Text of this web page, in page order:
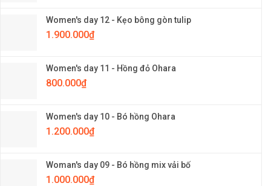
Women's day 12 - Kẹo bông gòn tulip
1.900.000₫
Women's day 11 - Hồng đỏ Ohara
800.000₫
Women's day 10 - Bó hồng Ohara
1.200.000₫
Woman's day 09 - Bó hồng mix vải bố
1.000.000₫